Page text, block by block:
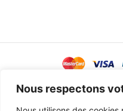
Nous respectons
@ Copyright 2023